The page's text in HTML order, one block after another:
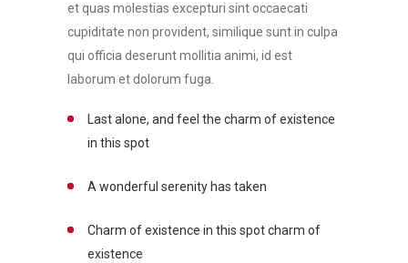
et quas molestias excepturi sint occaecati
cupiditate non provident, similique sunt in culpa
qui officia deserunt mollitia animi, id est
laborum et dolorum fuga.
Last alone, and feel the charm of existence
in this spot
A wonderful serenity has taken
Charm of existence in this spot charm of
existence